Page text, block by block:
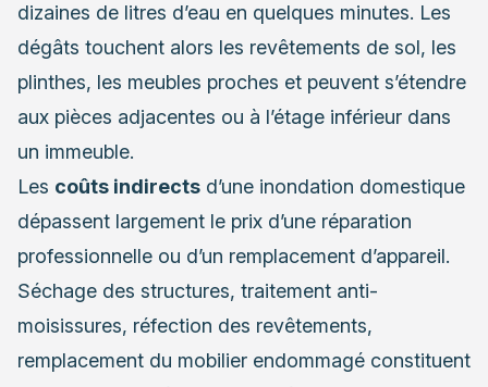
dizaines de litres d’eau en quelques minutes. Les
dégâts touchent alors les revêtements de sol, les
plinthes, les meubles proches et peuvent s’étendre
aux pièces adjacentes ou à l’étage inférieur dans
un immeuble.
Les coûts indirects d’une inondation domestique
dépassent largement le prix d’une réparation
professionnelle ou d’un remplacement d’appareil.
Séchage des structures, traitement anti-
moisissures, réfection des revêtements,
remplacement du mobilier endommagé constituent